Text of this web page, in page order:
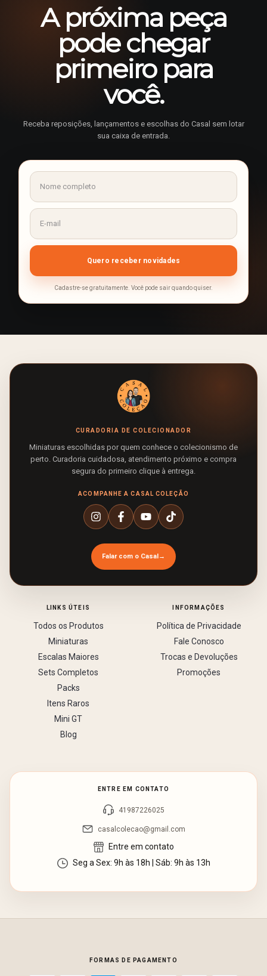
A próxima peça
pode chegar
primeiro para
você.
Receba reposições, lançamentos e escolhas do Casal sem lotar
sua caixa de entrada.
Cadastre-se gratuitamente. Você pode sair quando quiser.
CURADORIA DE COLECIONADOR
Miniaturas escolhidas por quem conhece o colecionismo de
perto. Curadoria cuidadosa, atendimento próximo e compra
segura do primeiro clique à entrega.
ACOMPANHE A CASAL COLEÇÃO
Falar com o Casal →
LINKS ÚTEIS
Todos os Produtos
Miniaturas
Escalas Maiores
Sets Completos
Packs
Itens Raros
Mini GT
Blog
INFORMAÇÕES
Política de Privacidade
Fale Conosco
Trocas e Devoluções
Promoções
ENTRE EM CONTATO
41987226025
casalcolecao@gmail.com
Entre em contato
Seg a Sex: 9h às 18h | Sáb: 9h às 13h
FORMAS DE PAGAMENTO